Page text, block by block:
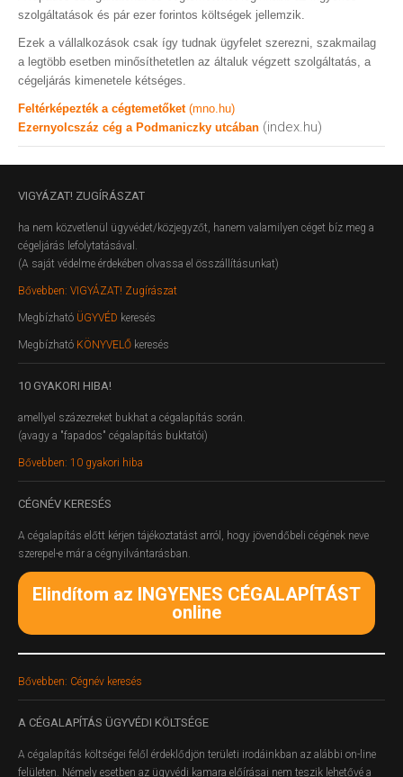
szolgáltatások és pár ezer forintos költségek jellemzik.
Ezek a vállalkozások csak így tudnak ügyfelet szerezni, szakmailag
a legtöbb esetben minősíthetetlen az általuk végzett szolgáltatás, a
cégeljárás kimenetele kétséges.
Feltérképezték a cégtemetőket (mno.hu)
Ezernyolcszáz cég a Podmaniczky utcában (index.hu)
VIGYÁZAT! ZUGÍRÁSZAT
ha nem közvetlenül ügyvédet/közjegyzőt, hanem valamilyen céget bíz meg a
cégeljárás lefolytatásával.
(A saját védelme érdekében olvassa el összállításunkat)
Bővebben: VIGYÁZAT! Zugírászat
Megbízható ÜGYVÉD keresés
Megbízható KÖNYVELŐ keresés
10 GYAKORI HIBA!
amellyel százezreket bukhat a cégalapítás során.
(avagy a "fapados" cégalapítás buktatói)
Bővebben: 10 gyakori hiba
CÉGNÉV KERESÉS
A cégalapítás előtt kérjen tájékoztatást arról, hogy jövendőbeli cégének neve
szerepel-e már a cégnyilvántarásban.
Elindítom az INGYENES CÉGALAPÍTÁST
online
Bővebben: Cégnév keresés
A CÉGALAPÍTÁS ÜGYVÉDI KÖLTSÉGE
A cégalapítás költségei felől érdeklődjön területi irodáinkban az alábbi on-line
felületen. Némely esetben az ügyvédi kamara előírásai nem teszik lehetővé a